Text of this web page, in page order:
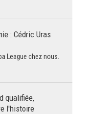
: Cédric Uras
League chez nous.
qualifiée,
l'histoire